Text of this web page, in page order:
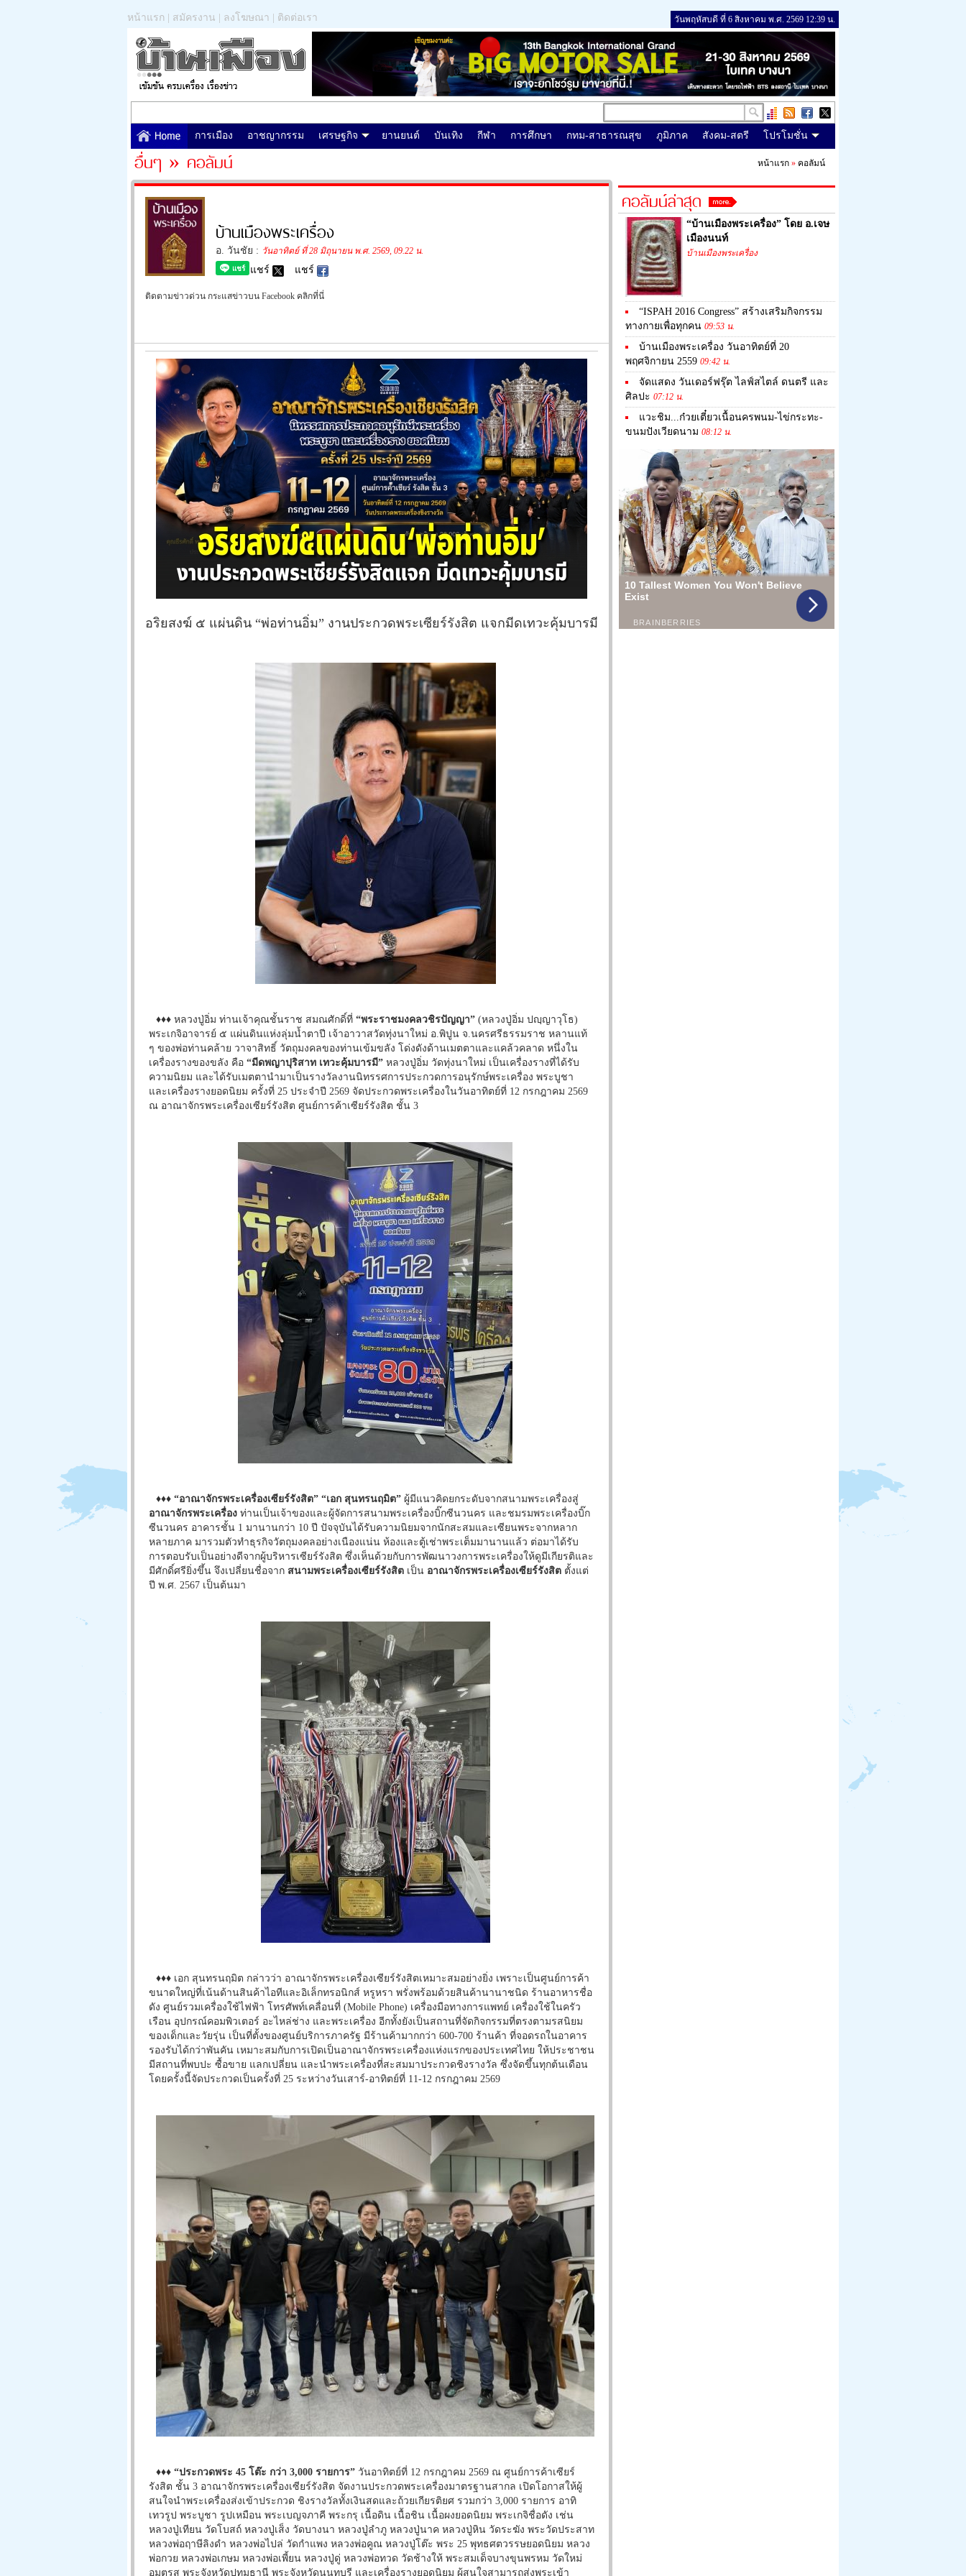
หน้าแรก สมัครงาน ลงโฆษณา ติดต่อเรา วันพฤหัสบดี ที่ 6 สิงหาคม พ.ศ. 2569 12:39 น.
การเมือง อาชญากรรม เศรษฐกิจ ยานยนต์ บันเทิง กีฬา การศึกษา กทม-สาธารณสุข ภูมิภาค สังคม-สตรี โปรโมชั่น
อื่นๆ » คอลัมน์
บ้านเมืองพระเครื่อง
อ. วันชัย : วันอาทิตย์ ที่ 28 มิถุนายน พ.ศ. 2569, 09.22 น.
แชร์ แชร์
ติดตามข่าวด่วน กระแสข่าวบน Facebook คลิกที่นี่
อริยสงฆ์ ๕ แผ่นดิน “พ่อท่านอิ่ม” งานประกวดพระเซียร์รังสิต แจกมีดเทวะคุ้มบารมี
♦♦♦ หลวงปู่อิ่ม ท่านเจ้าคุณชั้นราช สมณศักดิ์ที่ “พระราชมงคลวชิรปัญญา” (หลวงปู่อิ่ม ปญฺญาวุโธ)
พระเกจิอาจารย์ ๕ แผ่นดินแห่งลุ่มน้ำตาปี เจ้าอาวาสวัดทุ่งนาใหม่ อ.พิปูน จ.นครศรีธรรมราช หลานแท้
ๆ ของพ่อท่านคล้าย วาจาสิทธิ์ วัตถุมงคลของท่านเข้มขลัง โด่งดังด้านเมตตาและแคล้วคลาด หนึ่งใน
เครื่องรางของขลัง คือ “มีดพญาปุริสาท เทวะคุ้มบารมี” หลวงปู่อิ่ม วัดทุ่งนาใหม่ เป็นเครื่องรางที่ได้รับ
ความนิยม และได้รับเมตตานำมาเป็นรางวัลงานนิทรรศการประกวดการอนุรักษ์พระเครื่อง พระบูชา
และเครื่องรางยอดนิยม ครั้งที่ 25 ประจำปี 2569 จัดประกวดพระเครื่องในวันอาทิตย์ที่ 12 กรกฎาคม 2569
ณ อาณาจักรพระเครื่องเซียร์รังสิต ศูนย์การค้าเซียร์รังสิต ชั้น 3
♦♦♦ “อาณาจักรพระเครื่องเซียร์รังสิต” “เอก สุนทรนฤมิต” ผู้มีแนวคิดยกระดับจากสนามพระเครื่องสู่
อาณาจักรพระเครื่อง ท่านเป็นเจ้าของและผู้จัดการสนามพระเครื่องบิ๊กซีนวนคร และชมรมพระเครื่องบิ๊ก
ซีนวนคร อาคารชั้น 1 มานานกว่า 10 ปี ปัจจุบันได้รับความนิยมจากนักสะสมและเซียนพระจากหลาก
หลายภาค มารวมตัวทำธุรกิจวัตถุมงคลอย่างเนืองแน่น ห้องและตู้เช่าพระเต็มมานานแล้ว ต่อมาได้รับ
การตอบรับเป็นอย่างดีจากผู้บริหารเซียร์รังสิต ซึ่งเห็นด้วยกับการพัฒนาวงการพระเครื่องให้ดูมีเกียรติและ
มีศักดิ์ศรียิ่งขึ้น จึงเปลี่ยนชื่อจาก สนามพระเครื่องเซียร์รังสิต เป็น อาณาจักรพระเครื่องเซียร์รังสิต ตั้งแต่
ปี พ.ศ. 2567 เป็นต้นมา
♦♦♦ เอก สุนทรนฤมิต กล่าวว่า อาณาจักรพระเครื่องเซียร์รังสิตเหมาะสมอย่างยิ่ง เพราะเป็นศูนย์การค้า
ขนาดใหญ่ที่เน้นด้านสินค้าไอทีและอิเล็กทรอนิกส์ หรูหรา พรั่งพร้อมด้วยสินค้านานาชนิด ร้านอาหารชื่อ
ดัง ศูนย์รวมเครื่องใช้ไฟฟ้า โทรศัพท์เคลื่อนที่ (Mobile Phone) เครื่องมือทางการแพทย์ เครื่องใช้ในครัว
เรือน อุปกรณ์คอมพิวเตอร์ อะไหล่ช่าง และพระเครื่อง อีกทั้งยังเป็นสถานที่จัดกิจกรรมที่ตรงตามรสนิยม
ของเด็กและวัยรุ่น เป็นที่ตั้งของศูนย์บริการภาครัฐ มีร้านค้ามากกว่า 600-700 ร้านค้า ที่จอดรถในอาคาร
รองรับได้กว่าพันคัน เหมาะสมกับการเปิดเป็นอาณาจักรพระเครื่องแห่งแรกของประเทศไทย ให้ประชาชน
มีสถานที่พบปะ ซื้อขาย แลกเปลี่ยน และนำพระเครื่องที่สะสมมาประกวดชิงรางวัล ซึ่งจัดขึ้นทุกต้นเดือน
โดยครั้งนี้จัดประกวดเป็นครั้งที่ 25 ระหว่างวันเสาร์-อาทิตย์ที่ 11-12 กรกฎาคม 2569
♦♦♦ “ประกวดพระ 45 โต๊ะ กว่า 3,000 รายการ” วันอาทิตย์ที่ 12 กรกฎาคม 2569 ณ ศูนย์การค้าเซียร์
รังสิต ชั้น 3 อาณาจักรพระเครื่องเซียร์รังสิต จัดงานประกวดพระเครื่องมาตรฐานสากล เปิดโอกาสให้ผู้
สนใจนำพระเครื่องส่งเข้าประกวด ชิงรางวัลทั้งเงินสดและถ้วยเกียรติยศ รวมกว่า 3,000 รายการ อาทิ
เทวรูป พระบูชา รูปเหมือน พระเบญจภาคี พระกรุ เนื้อดิน เนื้อชิน เนื้อผงยอดนิยม พระเกจิชื่อดัง เช่น
หลวงปู่เทียน วัดโบสถ์ หลวงปู่เส็ง วัดบางนา หลวงปู่ลำภู หลวงปู่นาค หลวงปู่หิน วัดระฆัง พระวัดประสาท
หลวงพ่อฤาษีลิงดำ หลวงพ่อไปล่ วัดกำแพง หลวงพ่อคูณ หลวงปู่โต๊ะ พระ 25 พุทธศตวรรษยอดนิยม หลวง
พ่อกวย หลวงพ่อเกษม หลวงพ่อเพี้ยน หลวงปู่ดู่ หลวงพ่อทวด วัดช้างให้ พระสมเด็จบางขุนพรหม วัดใหม่
อมตรส พระจังหวัดปทุมธานี พระจังหวัดนนทบุรี และเครื่องรางยอดนิยม ผู้สนใจสามารถส่งพระเข้า
หน้าแรก » คอลัมน์
คอลัมน์ล่าสุด
“บ้านเมืองพระเครื่อง” โดย อ.เจษ
เมืองนนท์
บ้านเมืองพระเครื่อง
“ISPAH 2016 Congress” สร้างเสริมกิจกรรม
ทางกายเพื่อทุกคน 09:53 น.
บ้านเมืองพระเครื่อง วันอาทิตย์ที่ 20
พฤศจิกายน 2559 09:42 น.
จัดแสดง วันเดอร์ฟรุ๊ต ไลฟ์สไตล์ ดนตรี และ
ศิลปะ 07:12 น.
แวะชิม...ก๋วยเตี๋ยวเนื้อนครพนม-ไข่กระทะ-
ขนมปังเวียดนาม 08:12 น.